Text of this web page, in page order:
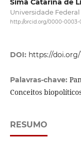
Simã Catarina de
Universidade
http://orcid.org/0000-0003-
DOI: https://doi.org/
Palavras-chave:
Conceitos
RESUMO